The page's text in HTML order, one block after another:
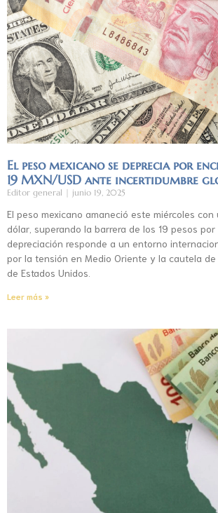
El peso mexicano se deprecia por
19 MXN/USD ante incertidumbre
Editor general junio 19, 2025
El peso mexicano amaneció este miércoles
dólar, superando la barrera de los 19 pesos por
depreciación responde a un entorno
por la tensión en Medio Oriente y la cautela de
de Estados Unidos.
Leer más »